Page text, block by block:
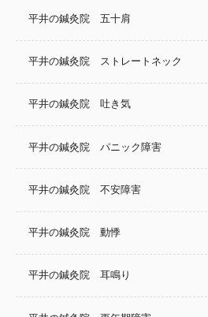
平井の鍼灸院 五十肩
平井の鍼灸院 ストレートネック
平井の鍼灸院 吐き気
平井の鍼灸院 パニック障害
平井の鍼灸院 不安障害
平井の鍼灸院 動悸
平井の鍼灸院 耳鳴り